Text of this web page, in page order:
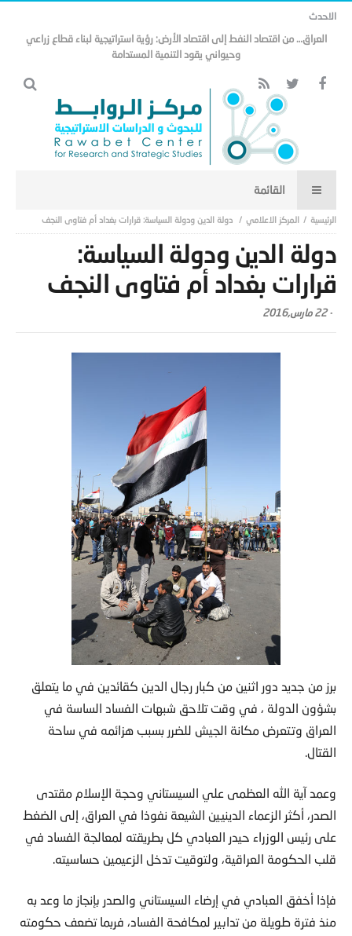
الاحدث
مذكرة التفاهم وتأثيرها على منظومة الأمن الخليجي العربي .. (18)
دولة الدين ودولة السياسة:
قرارات بغداد أم فتاوى النجف
-22 مارس,2016
برز من جديد دور اثنين من كبار رجال الدين كقائدين في ما يتعلق
بشؤون الدولة ، في وقت تلاحق شبهات الفساد الساسة في
العراق وتتعرض مكانة الجيش للضرر بسببهزائمه في ساحة
القتال.
الصدر، أكثر الزعماء الدينيين الشيعة نفوذا في العراق، إلى الضغط
على رئيس الوزراء حيدر العبادي كل بطريقته لمعالجة الفساد في
قلب الحكومة العراقية، ولتوقيت تدخل الزعيمين حساسيته.
منذ فترة طويلة من تدابير لمكافحة الفساد، فربما تضعف حكومته
في الوقت الذي تستعد فيه القوات العراقية لمعركة استعادة